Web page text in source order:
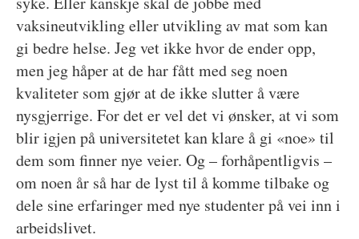
vaksineutvikling eller utvikling av mat som kan
gi bedre helse. Jeg vet ikke hvor de ender opp,
men jeg håper at de har fått med seg noen
kvaliteter som gjør at de ikke slutter å være
nysgjerrige. For det er vel det vi ønsker, at vi som
blir igjen på universitetet kan klare å gi «noe» til
dem som finner nye veier. Og – forhåpentligvis –
om noen år så har de lyst til å komme tilbake og
dele sine erfaringer med nye studenter på vei inn i
arbeidslivet.